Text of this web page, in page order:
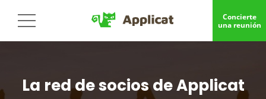
Concierte
una reunión
La red de socios de Applicat